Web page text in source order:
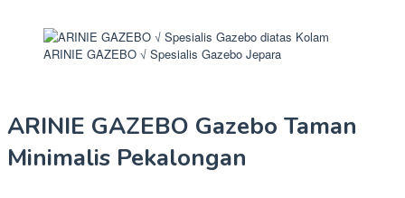
ARINIE GAZEBO √ Spesialis Gazebo Jepara
ARINIE GAZEBO Gazebo Taman
Minimalis Pekalongan